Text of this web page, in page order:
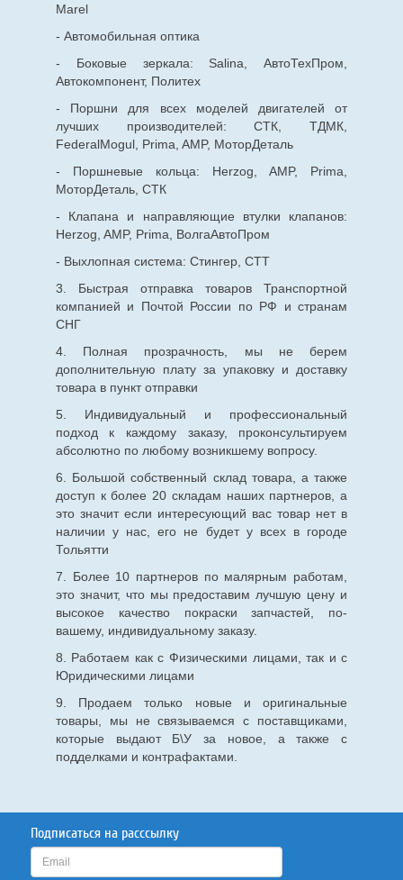
Marel
- Автомобильная оптика
- Боковые зеркала: Salina, АвтоТехПром,
Автокомпонент, Политех
- Поршни для всех моделей двигателей от
лучших производителей: СТК, ТДМК,
FederalMogul, Prima, AMP, МоторДеталь
- Поршневые кольца: Herzog, AMP, Prima,
МоторДеталь, СТК
- Клапана и направляющие втулки клапанов:
Herzog, AMP, Prima, ВолгаАвтоПром
- Выхлопная система: Стингер, СТТ
3. Быстрая отправка товаров Транспортной
компанией и Почтой России по РФ и странам
СНГ
4. Полная прозрачность, мы не берем
дополнительную плату за упаковку и доставку
товара в пункт отправки
5. Индивидуальный и профессиональный
подход к каждому заказу, проконсультируем
абсолютно по любому возникшему вопросу.
6. Большой собственный склад товара, а также
доступ к более 20 складам наших партнеров, а
это значит если интересующий вас товар нет в
наличии у нас, его не будет у всех в городе
Тольятти
7. Более 10 партнеров по малярным работам,
это значит, что мы предоставим лучшую цену и
высокое качество покраски запчастей, по-
вашему, индивидуальному заказу.
8. Работаем как с Физическими лицами, так и с
Юридическими лицами
9. Продаем только новые и оригинальные
товары, мы не связываемся с поставщиками,
которые выдают Б\У за новое, а также с
подделками и контрафактами.
Подписаться на расссылку